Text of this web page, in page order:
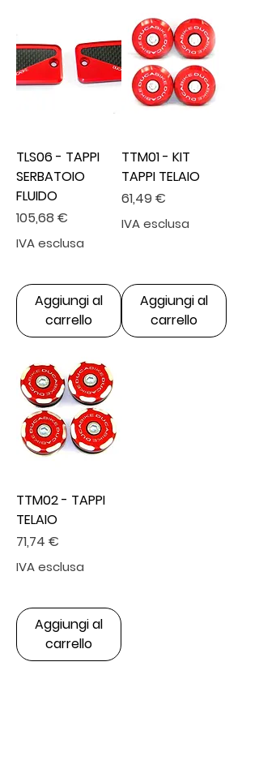
TLS06 - TAPPI
SERBATOIO
FLUIDO
Prezzo
105,68 €
IVA esclusa
Aggiungi al
carrello
TTM01 - KIT
TAPPI TELAIO
Prezzo
61,49 €
IVA esclusa
Aggiungi al
carrello
TTM02 - TAPPI
TELAIO
Prezzo
71,74 €
IVA esclusa
Aggiungi al
carrello